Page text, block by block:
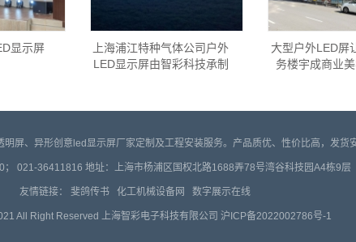
显示屏
上海浦江特种气体公司户外
LED显示屏由智彩科技承制
大型户外LED屏
务楼宇成商业
屏、异形创意led显示屏厂家定制及工程安装服务。产品质优、性价比高，发货
； 021-36411816 地址：上海市杨浦区国权北路1688弄78号湾谷科技园A4栋9层
友情链接： 斐鸽传书 化工机械设备网 数字展示在线
All Right Reserved 上海智彩电子科技有限公司 沪ICP备2022002786号-1